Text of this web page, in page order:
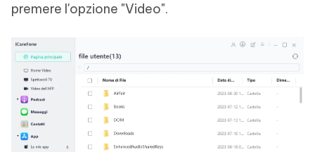
premere l'opzione "Video".